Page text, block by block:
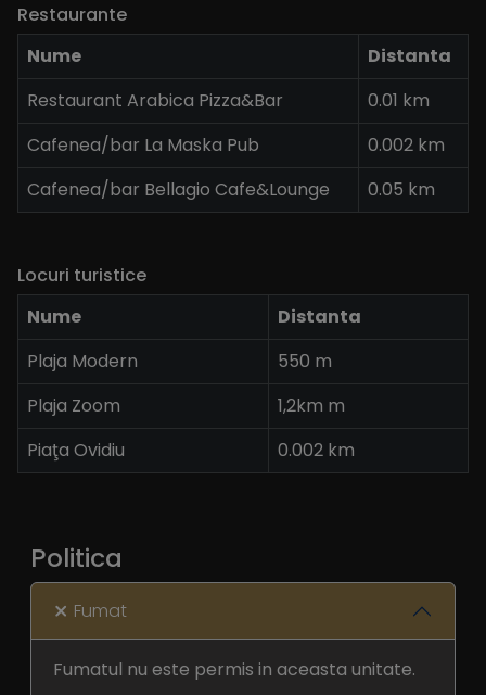
Restaurante
Nume
Distanta
Restaurant Arabica Pizza&Bar
0.01 km
Cafenea/bar La Maska Pub
0.002 km
Cafenea/bar Bellagio Cafe&Lounge
0.05 km
Locuri turistice
Nume
Distanta
Plaja Modern
550 m
Plaja Zoom
1,2km m
Piaţa Ovidiu
0.002 km
Politica
Fumat
Fumatul nu este permis in aceasta unitate.